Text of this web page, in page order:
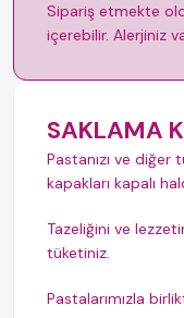
Sipariş etmekte
içerebilir. Alerjiniz
SAKLAMA
Pastanızı ve diğer
kapakları kapalı
Tazeliğini ve
tüketiniz.
Pastalarımızla